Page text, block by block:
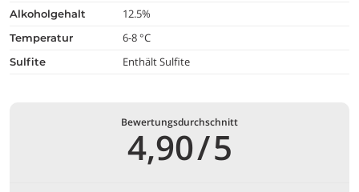
alkoholgehalt 12.5%
temperatur 6-8 °C
Sulfite Enthält Sulfite
Bewertungsdurchschnitt
4,90/5